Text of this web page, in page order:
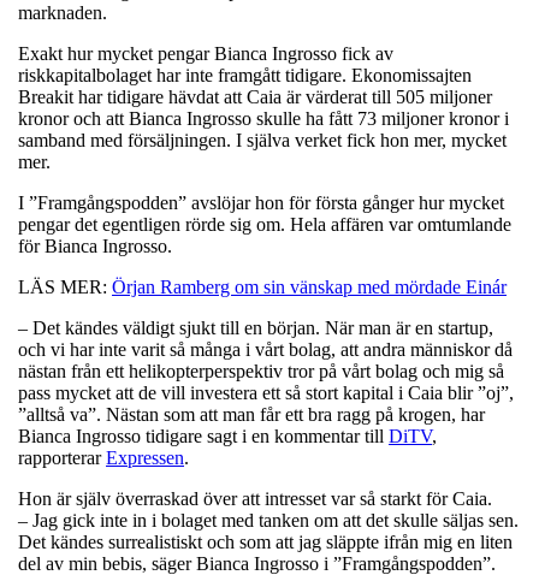
marknaden.
Exakt hur mycket pengar Bianca Ingrosso fick av
riskkapitalbolaget har inte framgått tidigare. Ekonomissajten
Breakit har tidigare hävdat att Caia är värderat till 505 miljoner
kronor och att Bianca Ingrosso skulle ha fått 73 miljoner kronor i
samband med försäljningen. I själva verket fick hon mer, mycket
mer.
I ”Framgångspodden” avslöjar hon för första gånger hur mycket
pengar det egentligen rörde sig om. Hela affären var omtumlande
för Bianca Ingrosso.
LÄS MER: Örjan Ramberg om sin vänskap med mördade Einár
– Det kändes väldigt sjukt till en början. När man är en startup,
och vi har inte varit så många i vårt bolag, att andra människor då
nästan från ett helikopterperspektiv tror på vårt bolag och mig så
pass mycket att de vill investera ett så stort kapital i Caia blir ”oj”,
”alltså va”. Nästan som att man får ett bra ragg på krogen, har
Bianca Ingrosso tidigare sagt i en kommentar till DiTV,
rapporterarExpressen.
Hon är själv överraskad över att intresset var så starkt för Caia.
– Jag gick inte in i bolaget med tanken om att det skulle säljas sen.
Det kändes surrealistiskt och som att jag släppte ifrån mig en liten
del av min bebis, säger Bianca Ingrosso i ”Framgångspodden”.